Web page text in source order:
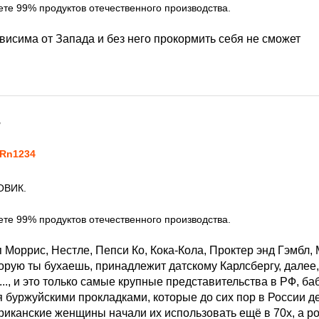
99% продуктов отечественного производства.
от Запада и без него прокормить себя не сможет
99% продуктов отечественного производства.
Нестле, Пепси Ко, Кока-Кола, Проктер энд Гэмбл,
ты бухаешь, принадлежит датскому Карлсбергу,
и это только самые крупные представительства в РФ,
буржуйскими прокладками, которые до сих пор в России
женщины начали их использовать ещё в 70х, а